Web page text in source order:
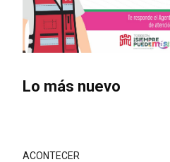
Lo más nuevo
ACONTECER